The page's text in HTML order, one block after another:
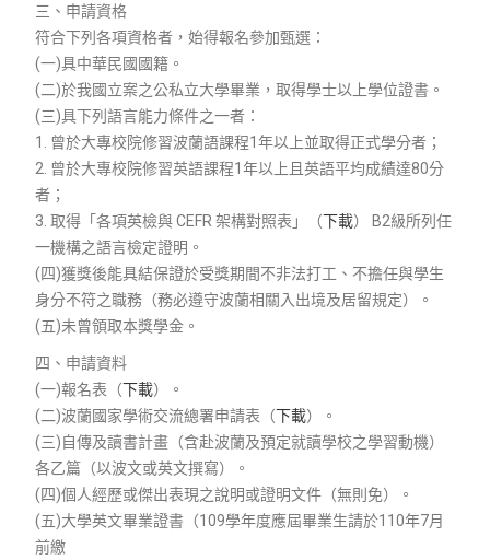
三、申請資格
符合下列各項資格者，始得報名參加甄選：
(一)具中華民國國籍。
(二)於我國立案之公私立大學畢業，取得學士以上學位證書。
(三)具下列語言能力條件之一者：
1. 曾於大專校院修習波蘭語課程1年以上並取得正式學分者；
2. 曾於大專校院修習英語課程1年以上且英語平均成績達80分
者；
3. 取得「各項英檢與 CEFR 架構對照表」（下載） B2級所列任
一機構之語言檢定證明。
(四)獲獎後能具結保證於受獎期間不非法打工、不擔任與學生
身分不符之職務（務必遵守波蘭相關入出境及居留規定）。
(五)未曾領取本獎學金。
四、申請資料
(一)報名表（下載）。
(二)波蘭國家學術交流總署申請表（下載）。
(三)自傳及讀書計畫（含赴波蘭及預定就讀學校之學習動機）
各乙篇（以波文或英文撰寫）。
(四)個人經歷或傑出表現之說明或證明文件（無則免）。
(五)大學英文畢業證書（109學年度應屆畢業生請於110年7月
前繳